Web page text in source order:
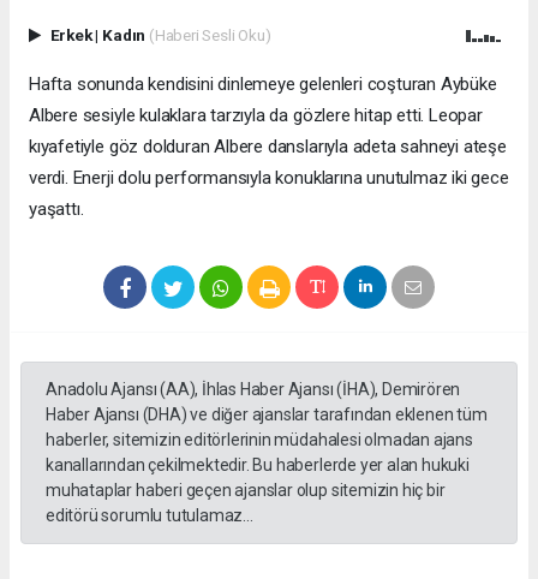
Erkek| Kadın (Haberi Sesli Oku)
Hafta sonunda kendisini dinlemeye gelenleri coşturan Aybüke
Albere sesiyle kulaklara tarzıyla da gözlere hitap etti. Leopar
kıyafetiyle göz dolduran Albere danslarıyla adeta sahneyi ateşe
verdi. Enerji dolu performansıyla konuklarına unutulmaz iki gece
yaşattı.
Anadolu Ajansı (AA), İhlas Haber Ajansı (İHA), Demirören
Haber Ajansı (DHA) ve diğer ajanslar tarafından eklenen tüm
haberler, sitemizin editörlerinin müdahalesi olmadan ajans
kanallarından çekilmektedir. Bu haberlerde yer alan hukuki
muhataplar haberi geçen ajanslar olup sitemizin hiç bir
editörü sorumlu tutulamaz...